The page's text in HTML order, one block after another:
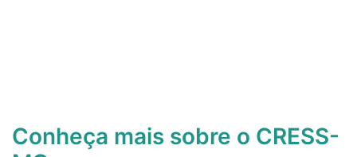
Conheça mais sobre o CRESS-